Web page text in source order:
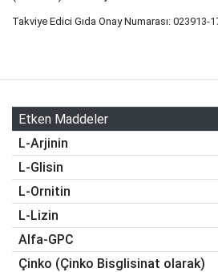
Takviye Edici Gıda Onay Numarası: 023913-
Etken Maddeler
L-Arjinin
L-Glisin
L-Ornitin
L-Lizin
Alfa-GPC
Çinko (Çinko Bisglisinat olarak)